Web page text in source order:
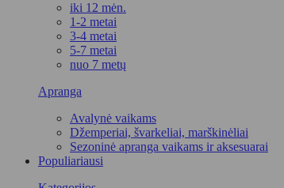
iki 12 mėn.
1-2 metai
3-4 metai
5-7 metai
nuo 7 metų
Apranga
Avalynė vaikams
Džemperiai, švarkeliai, marškinėliai
Sezoninė apranga vaikams ir aksesuarai
Populiariausi